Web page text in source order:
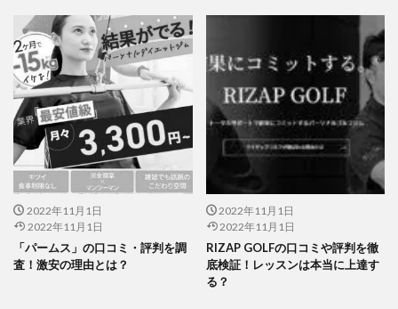
2022年11月1日
2022年11月1日
「パームス」の口コミ・評判を調
査！激安の理由とは？
2022年11月1日
2022年11月1日
RIZAP GOLFの口コミや評判を徹
底検証！レッスンは本当に上達す
る？